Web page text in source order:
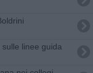
linee guida